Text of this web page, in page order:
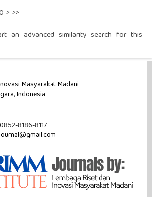
> >>
an advanced similarity search for this
Masyarakat Madani
Indonesia
0852-8186-8117